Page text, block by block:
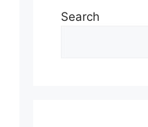
Search